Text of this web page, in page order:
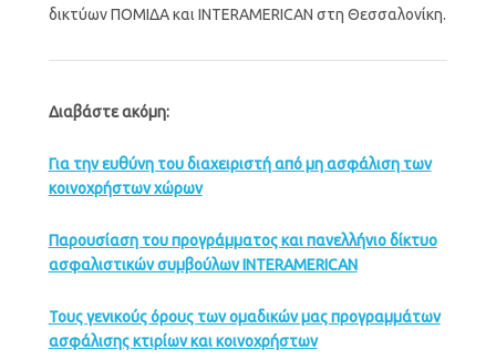
δικτύων ΠΟΜΙΔΑ και INTERAMERICAN στη Θεσσαλονίκη.
Διαβάστε ακόμη:
Για την ευθύνη του διαχειριστή από μη ασφάλιση των
κοινοχρήστων χώρων
Παρουσίαση του προγράμματος και πανελλήνιο δίκτυο
ασφαλιστικών συμβούλων INTERAMERICAN
Τους γενικούς όρους των ομαδικών μας προγραμμάτων
ασφάλισης κτιρίων και κοινοχρήστων